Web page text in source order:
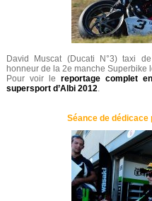
David Muscat (Ducati N°3) taxi
honneur de la 2e manche Superbike
Pour voir lereportage complet
supersport d’Albi 2012.
Séance de dédicace